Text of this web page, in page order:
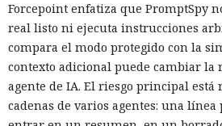
Forcepoint enfatiza que PromptSpy
real listo ni ejecuta instrucciones
compara el modo protegido con la
contexto adicional puede cambiar la
agente de IA. El riesgo principal está
cadenas de varios agentes: una línea